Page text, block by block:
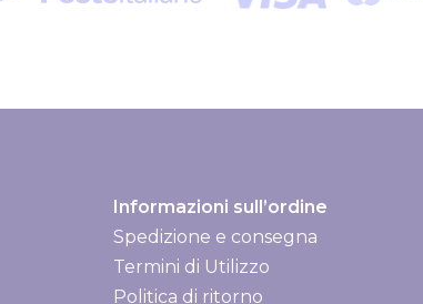
Informazioni sull’ordine
Spedizione e consegna
Spedizione e consegna
Termini di Utilizzo
Politica di ritorno